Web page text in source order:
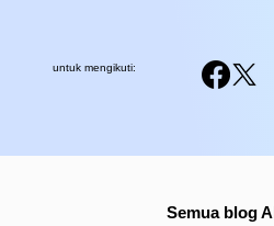
Semua blog AI
untuk mengikuti: